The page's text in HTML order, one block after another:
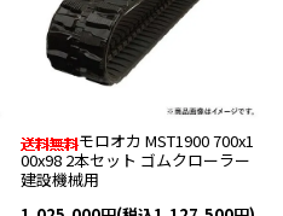
モロオカ MST1900 700x1
00x98 2本セット ゴムクローラー
建設機械用